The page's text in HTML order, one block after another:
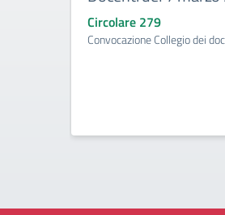
Circolare 279
Convocazione Collegio dei